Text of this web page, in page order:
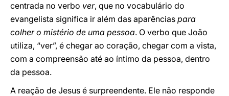
centrada no verbo ver, que no vocabulário do
evangelista significa ir além das aparências para
colher o mistério de uma pessoa. O verbo que João
utiliza, “ver”, é chegar ao coração, chegar com a vista,
com a compreensão até ao íntimo da pessoa, dentro
da pessoa.
A reação de Jesus é surpreendente. Ele não responde